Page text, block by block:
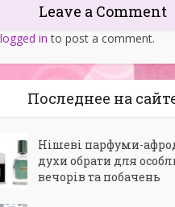
Leave a Comment
logged in to post a comment.
Последнее на
Нішеві парфуми-
духи обрати для
вечорів та побачень